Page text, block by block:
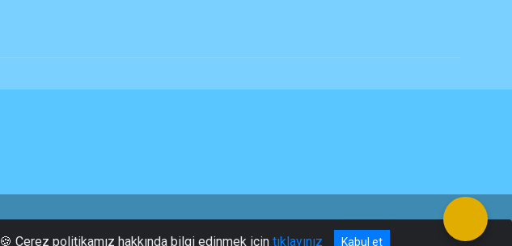
🍪 Çerez politikamız hakkında bilgi edinmek için tıklayınız Kabul et